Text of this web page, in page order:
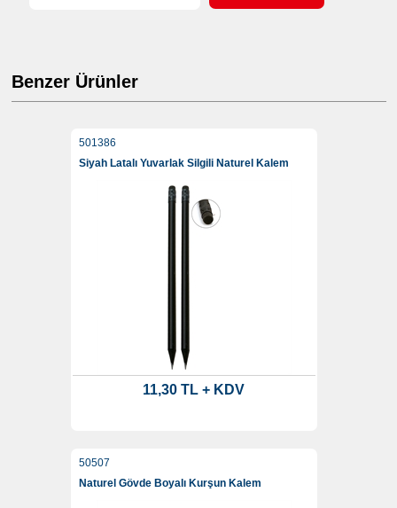
Benzer Ürünler
501386
Siyah Latalı Yuvarlak Silgili Naturel Kalem
11,30 TL + KDV
50507
Naturel Gövde Boyalı Kurşun Kalem